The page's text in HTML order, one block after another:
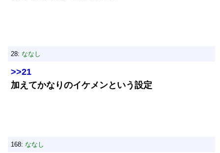
28: ななし
>>21
加えてかなりのイケメンという設定
168: ななし